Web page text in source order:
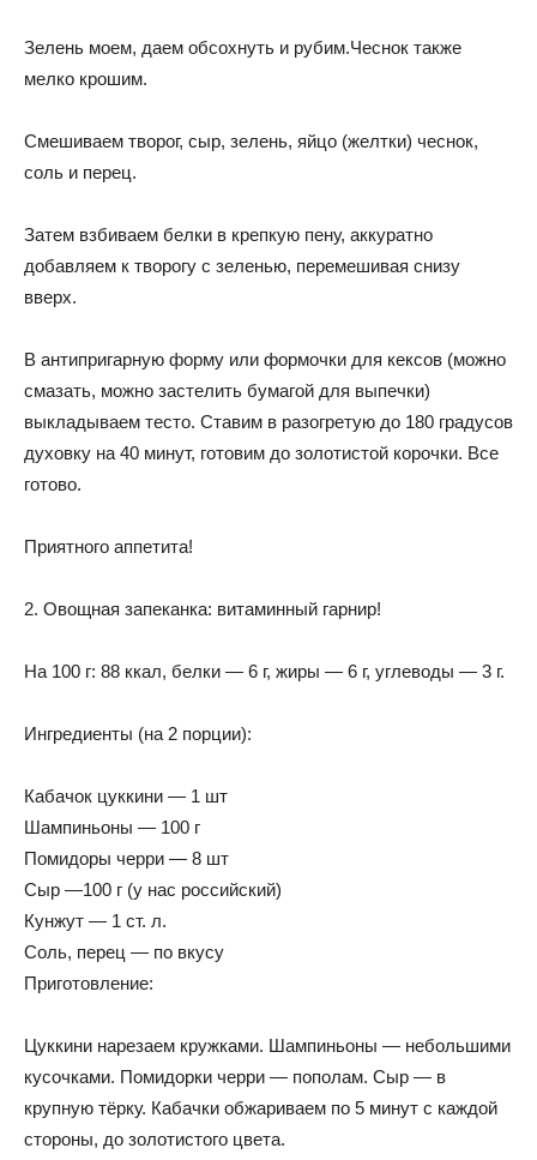
Зелень моем, даем обсохнуть и рубим.Чеснок также
мелко крошим.
Смешиваем творог, сыр, зелень, яйцо (желтки) чеснок,
соль и перец.
Затем взбиваем белки в крепкую пену, аккуратно
добавляем к творогу с зеленью, перемешивая снизу
вверх.
В антипригарную форму или формочки для кексов (можно
смазать, можно застелить бумагой для выпечки)
выкладываем тесто. Ставим в разогретую до 180 градусов
духовку на 40 минут, готовим до золотистой корочки. Все
готово.
Приятного аппетита!
2. Овощная запеканка: витаминный гарнир!
На 100 г: 88 ккал, белки — 6 г, жиры — 6 г, углеводы — 3 г.
Ингредиенты (на 2 порции):
Кабачок цуккини — 1 шт
Шампиньоны — 100 г
Помидоры черри — 8 шт
Сыр —100 г (у нас российский)
Кунжут — 1 ст. л.
Соль, перец — по вкусу
Приготовление:
Цуккини нарезаем кружками. Шампиньоны — небольшими
кусочками. Помидорки черри — пополам. Сыр — в
крупную тёрку. Кабачки обжариваем по 5 минут с каждой
стороны, до золотистого цвета.